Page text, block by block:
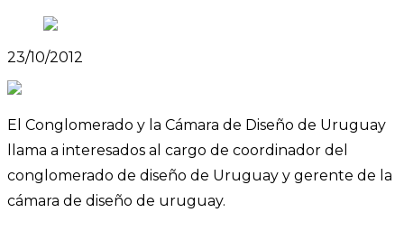
23/10/2012
El Conglomerado y la Cámara de Diseño de Uruguay
llama a interesados al cargo de coordinador del
conglomerado de diseño de Uruguay y gerente de la
cámara de diseño de uruguay.